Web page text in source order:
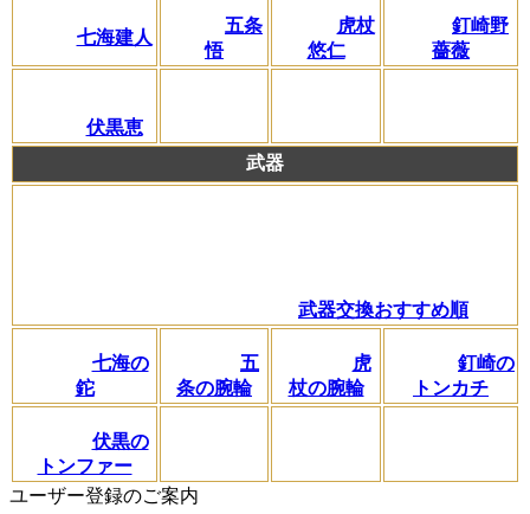
七海建人
五条
悟
虎杖
悠仁
釘崎野
薔薇
伏黒恵
武器
武器交換おすすめ順
七海の
鉈
五
条の腕輪
虎
杖の腕輪
釘崎の
トンカチ
伏黒の
トンファー
ユーザー登録のご案内